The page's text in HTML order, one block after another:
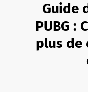
Guide
PUBG :
plus de